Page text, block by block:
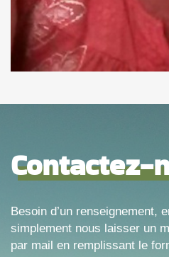
Contactez-
Besoin d’un renseignement,
simplement nous laisser un
par mail en remplissant le